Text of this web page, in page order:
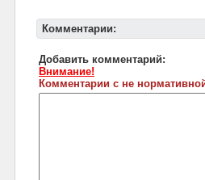
Комментарии:
Добавить комментарий:
Внимание!
Комментарии с не